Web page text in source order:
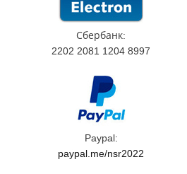
Сбербанк:
2202 2081 1204 8997
Paypal:
paypal.me/nsr2022